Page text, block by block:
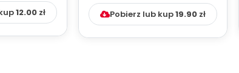
12.00zł Pobierz lub kup19.90 zł